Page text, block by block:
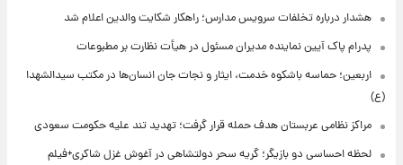
هشدار درباره تخلفات سرویس مدارس؛ راهکار شکایت والدین اعلام شد
پدرام پاک آیین نماینده مدیران مسئول در هیأت نظارت بر مطبوعات
اربعین؛ حماسه باشکوه خدمت، ایثار و نجات جان انسان‌ها در مکتب سیدالشهدا
(ع)
مراکز نظامی عربستان هدف حمله قرار گرفت؛ تهدید تند علیه حکومت سعودی
لحظه احساسی دو بازیگر؛ گریه سحر دولتشاهی در آغوش غزل شاکری+فیلم